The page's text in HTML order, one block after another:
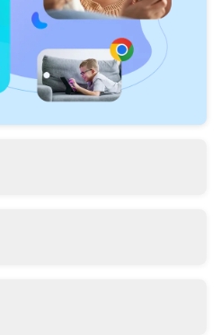
분 만에 연결을 완료할 수 있습니